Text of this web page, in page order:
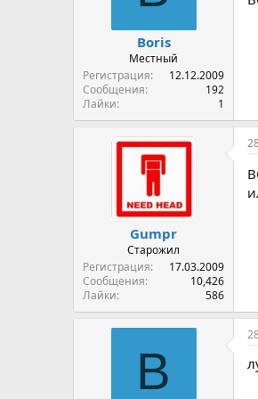
Boris
Местный
Регистрация
12.12.2009
Сообщения
192
Лайки
1
Gumpr
Старожил
Регистрация
17.03.2009
Сообщения
10,426
Лайки
586
B